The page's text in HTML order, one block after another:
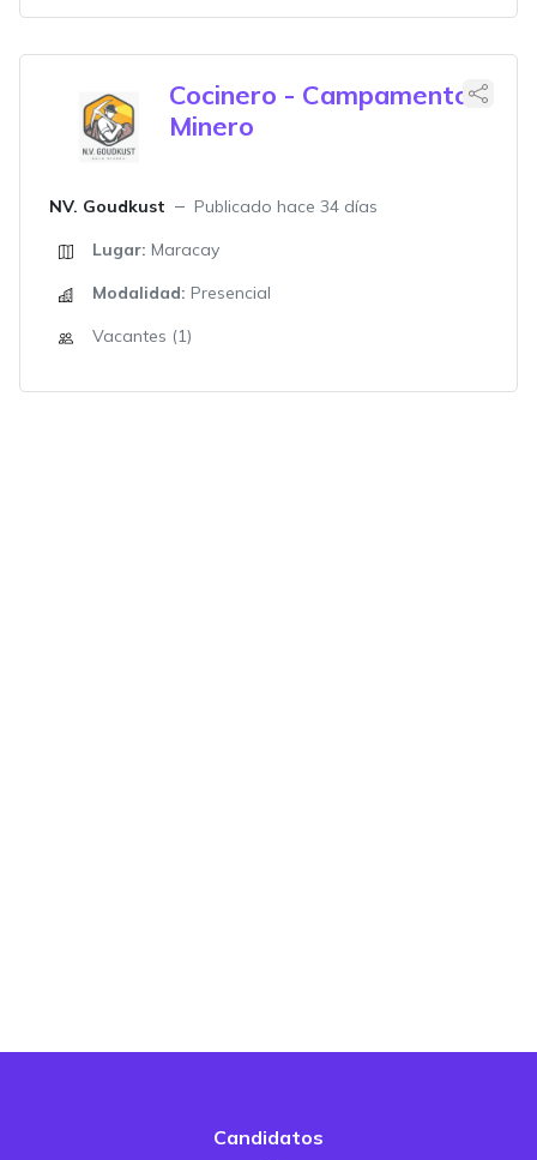
Cocinero - Campamento
Minero
NV. Goudkust
Publicado hace 34 días
Lugar: Maracay
Modalidad: Presencial
Vacantes (1)
Candidatos